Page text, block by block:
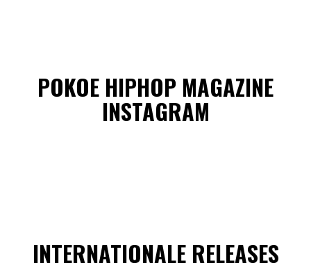
POKOE HIPHOP MAGAZINE
INSTAGRAM
INTERNATIONALE RELEASES